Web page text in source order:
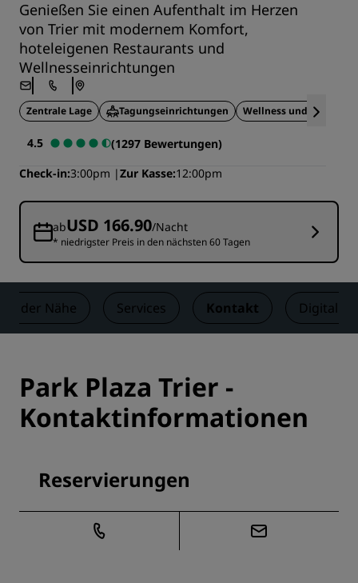
Genießen Sie einen Aufenthalt im Herzen
von Trier mit modernem Komfort,
hoteleigenen Restaurants und
Wellnesseinrichtungen
Zentrale Lage Tagungseinrichtungen Wellness und
4.5
(1297 Bewertungen)
Check-in 3:00pm Zur Kasse 12:00pm
abUSD 166.90/Nacht
* niedrigster Preis in den nächsten 60 Tagen
in der Nähe Services Kontakt Digital
Park Plaza Trier -
Kontaktinformationen
Reservierungen